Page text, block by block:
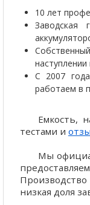
10 лет
С 2007
работаем в
Емкость,
тестами и
Мы
предоставляем
низкая доля